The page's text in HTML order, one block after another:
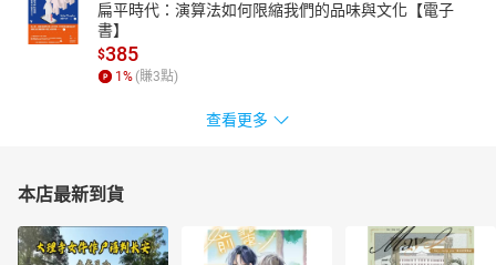
扁平時代：演算法如何限縮我們的品味與文化【電子
書】
$385
1 % (賺3點)
查看更多
本店最新到貨